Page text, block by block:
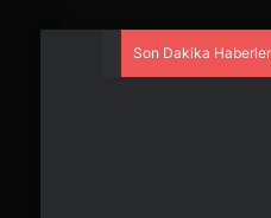
Son Dakika